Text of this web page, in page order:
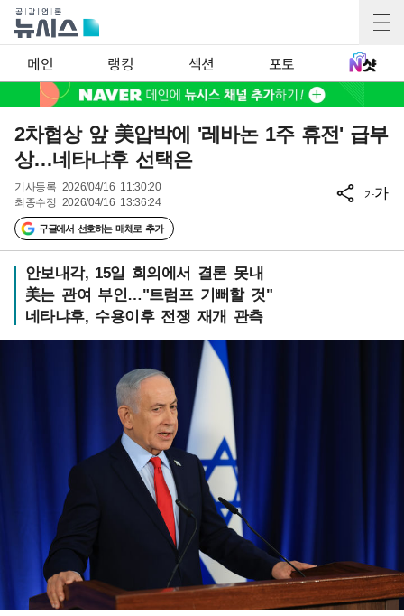
메인 랭킹 섹션 포토
2차협상 앞 美압박에 '레바논 1주 휴전' 급부
상…네타냐후 선택은
기사등록 2026/04/16 11:30:20
최종수정 2026/04/16 13:36:24
구글에서 선호하는 매체로 추가
가가
안보내각, 15일 회의에서 결론 못내
美는 관여 부인…"트럼프 기뻐할 것"
네타냐후, 수용이후 전쟁 재개 관측